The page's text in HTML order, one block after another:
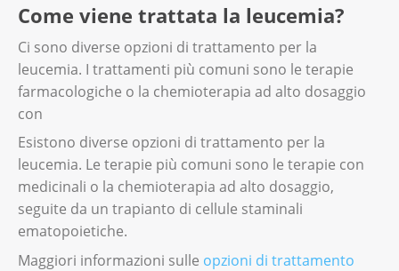
Come viene trattata la leucemia?
Ci sono diverse opzioni di trattamento per la
leucemia. I trattamenti più comuni sono le terapie
farmacologiche o la chemioterapia ad alto dosaggio
con
Esistono diverse opzioni di trattamento per la
leucemia. Le terapie più comuni sono le terapie con
medicinali o la chemioterapia ad alto dosaggio,
seguite da un trapianto di cellule staminali
ematopoietiche.
Maggiori informazioni sulle opzioni di trattamento